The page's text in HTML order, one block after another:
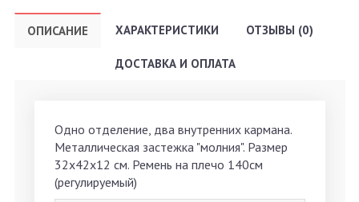
ОПИСАНИЕ ХАРАКТЕРИСТИКИ ОТЗЫВЫ (0)
ДОСТАВКА И ОПЛАТА
Одно отделение, два внутренних кармана.
Металлическая застежка "молния". Размер
32х42х12 см. Ремень на плечо 140см
(регулируемый)